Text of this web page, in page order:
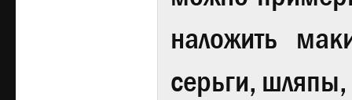
наложить
серьги,